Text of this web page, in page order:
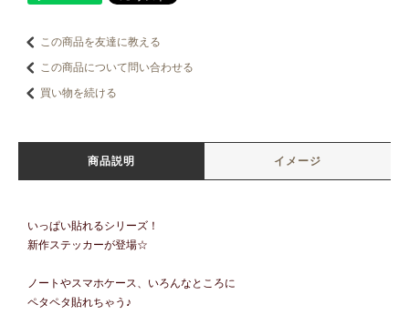
この商品を友達に教える
この商品について問い合わせる
買い物を続ける
商品説明 イメージ
いっぱい貼れるシリーズ！
新作ステッカーが登場☆
ノートやスマホケース、いろんなところに
ペタペタ貼れちゃう♪